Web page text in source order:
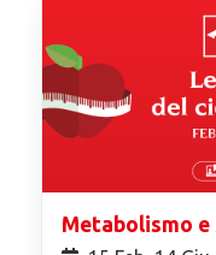
Metabolismo